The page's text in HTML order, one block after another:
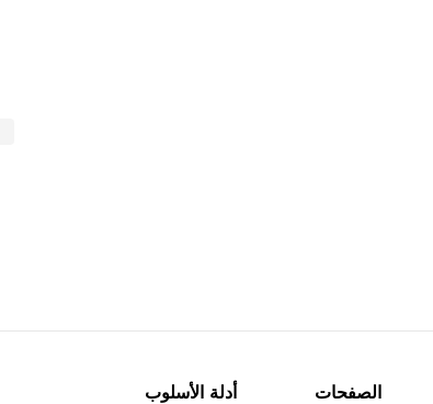
الصفحات أدلة الأسلوب